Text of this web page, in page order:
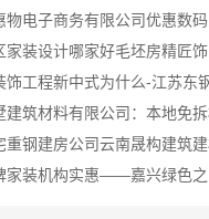
家装设计哪家好毛坯房精匠
重钢建房公司云南晟构建筑
家装机构实惠——嘉兴绿色之